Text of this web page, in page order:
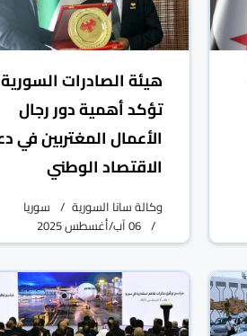
هيئة الصادرات السورية
تؤكد أهمية دور رجال
الأعمال المغتربين في
الاقتصاد الوطني
وكالة سانا السورية
سوريا
06 آب/أغسطس 2025